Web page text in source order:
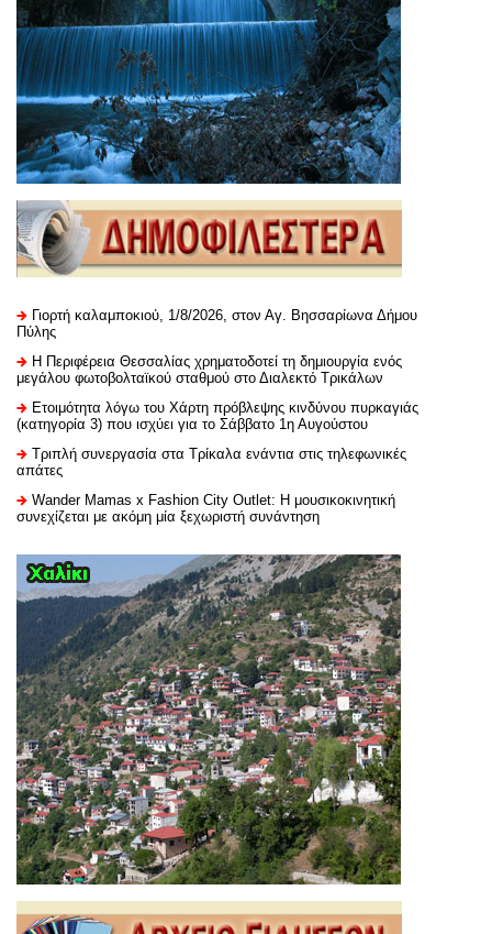
Γιορτή καλαμποκιού, 1/8/2026, στον Αγ. Βησσαρίωνα Δήμου
Πύλης
H Περιφέρεια Θεσσαλίας χρηματοδοτεί τη δημιουργία ενός
μεγάλου φωτοβολταϊκού σταθμού στο Διαλεκτό Τρικάλων
Ετοιμότητα λόγω του Χάρτη πρόβλεψης κινδύνου πυρκαγιάς
(κατηγορία 3) που ισχύει για το Σάββατο 1η Αυγούστου
Τριπλή συνεργασία στα Τρίκαλα ενάντια στις τηλεφωνικές
απάτες
Wander Mamas x Fashion City Outlet: Η μουσικοκινητική
συνεχίζεται με ακόμη μία ξεχωριστή συνάντηση